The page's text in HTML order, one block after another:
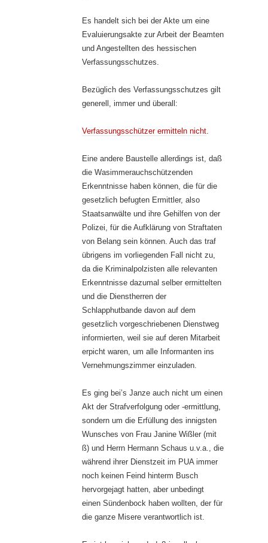
Es handelt sich bei der Akte um eine
Evaluierungsakte zur Arbeit der Beamten
und Angestellten des hessischen
Verfassungsschutzes.
Bezüglich des Verfassungsschutzes gilt
generell, immer und überall:
Verfassungsschützer ermitteln nicht
Eine andere Baustelle allerdings ist, daß
die Wasimmerauchschützenden
Erkenntnisse haben können, die für die
gesetzlich befugten Ermittler, also
Staatsanwälte und ihre Gehilfen von der
Polizei, für die Aufklärung von Straftaten
von Belang sein können. Auch das traf
übrigens im vorliegenden Fall nicht zu,
da die Kriminalpolzisten alle relevanten
Erkenntnisse dazumal selber ermittelten
und die Dienstherren der
Schlapphutbande davon auf dem
gesetzlich vorgeschriebenen Dienstweg
informierten, weil sie auf deren Mitarbeit
erpicht waren, um alle Informanten ins
Vernehmungszimmer einzuladen.
Es ging bei’s Janze auch nicht um einen
Akt der Strafverfolgung oder -ermittlung,
sondern um die Erfüllung des innigsten
Wunsches von Frau Janine Wißler (mit
ß) und Herrn Hermann Schaus u.v.a., die
während ihrer Dienstzeit im PUA immer
noch keinen Feind hinterm Busch
hervorgejagt hatten, aber unbedingt
einen Sündenbock haben wollten, der für
die ganze Misere verantwortlich ist.